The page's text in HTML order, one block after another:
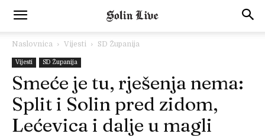
Naslovnica Vijesti SD Županija
Vijesti SD Županija
Smeće je tu, rješenja nema:
Split i Solin pred zidom,
Lećevica i dalje u magli